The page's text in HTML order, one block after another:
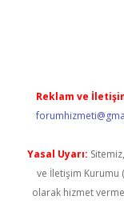
Reklam ve
Yasal Uyarı:
ve İletişim Kurumu
olarak hizmet